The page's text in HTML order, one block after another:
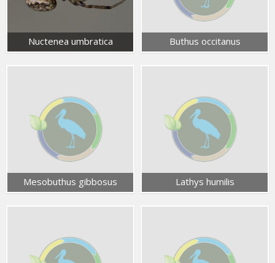
Nuctenea umbratica Buthus occitanus
Mesobuthus gibbosus Lathys humilis